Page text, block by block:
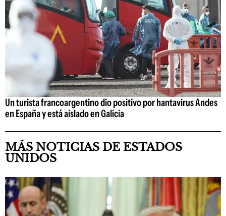
Un turista francoargentino dio positivo por hantavirus Andes
en España y está aislado en Galicia
MÁS NOTICIAS DE ESTADOS
UNIDOS